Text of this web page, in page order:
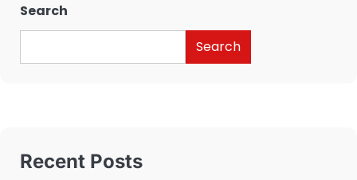
Search
Search
Recent Posts